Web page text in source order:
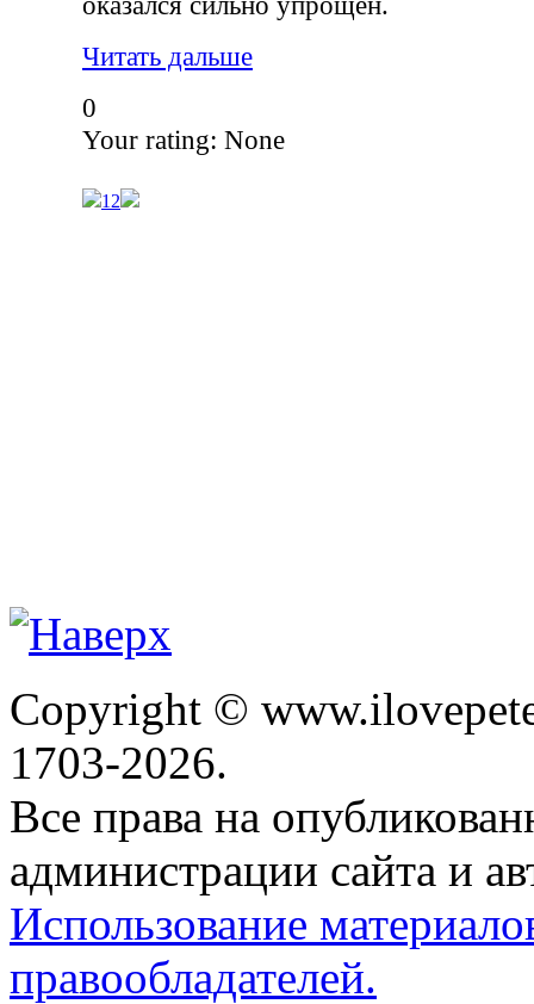
Читать дальше
0
Your rating: None
12
Copyright ©
1703-2026.
Все права на
администрации сайта и
Использование
правообладателей.